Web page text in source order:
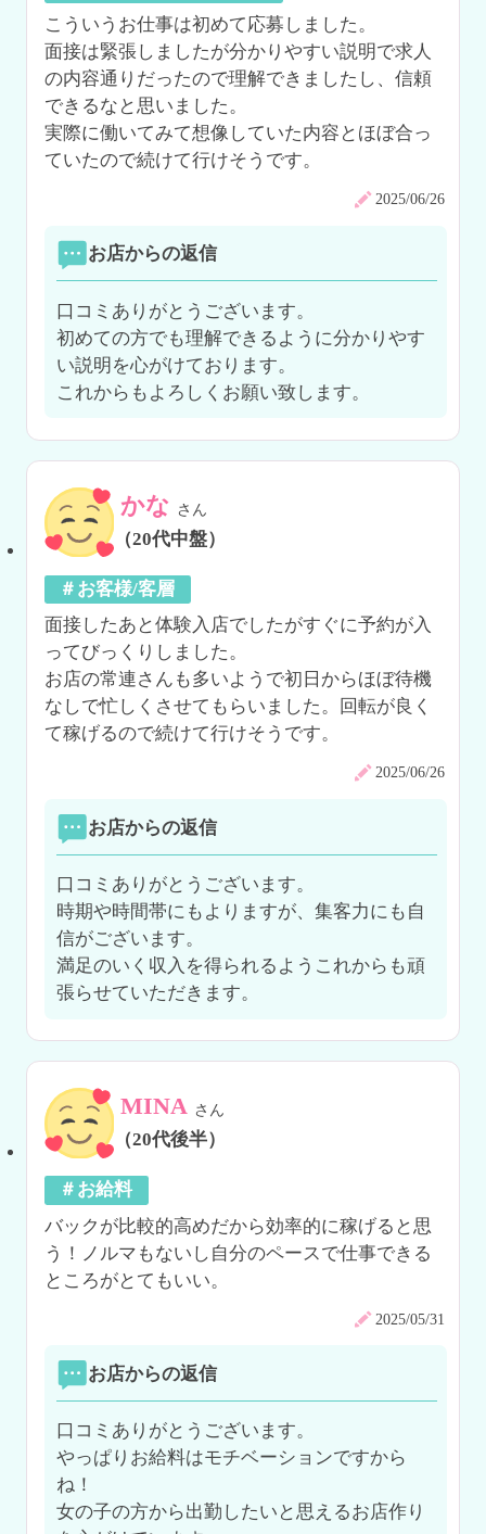
こういうお仕事は初めて応募しました。
面接は緊張しましたが分かりやすい説明で求人
の内容通りだったので理解できましたし、信頼
できるなと思いました。
実際に働いてみて想像していた内容とほぼ合っ
ていたので続けて行けそうです。
2025/06/26
お店からの返信
口コミありがとうございます。
初めての方でも理解できるように分かりやす
い説明を心がけております。
これからもよろしくお願い致します。
かな さん
（20代中盤）
＃お客様/客層
面接したあと体験入店でしたがすぐに予約が入
ってびっくりしました。
お店の常連さんも多いようで初日からほぼ待機
なしで忙しくさせてもらいました。回転が良く
て稼げるので続けて行けそうです。
2025/06/26
お店からの返信
口コミありがとうございます。
時期や時間帯にもよりますが、集客力にも自
信がございます。
満足のいく収入を得られるようこれからも頑
張らせていただきます。
MINA さん
（20代後半）
＃お給料
バックが比較的高めだから効率的に稼げると思
う！ノルマもないし自分のペースで仕事できる
ところがとてもいい。
2025/05/31
お店からの返信
口コミありがとうございます。
やっぱりお給料はモチベーションですから
ね！
女の子の方から出勤したいと思えるお店作り